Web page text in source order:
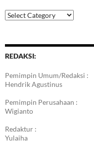
Kategori
Berita
REDAKSI:
Pemimpin Umum/Redaksi :
Hendrik Agustinus
Pemimpin Perusahaan :
Wigianto
Redaktur :
Yulaiha